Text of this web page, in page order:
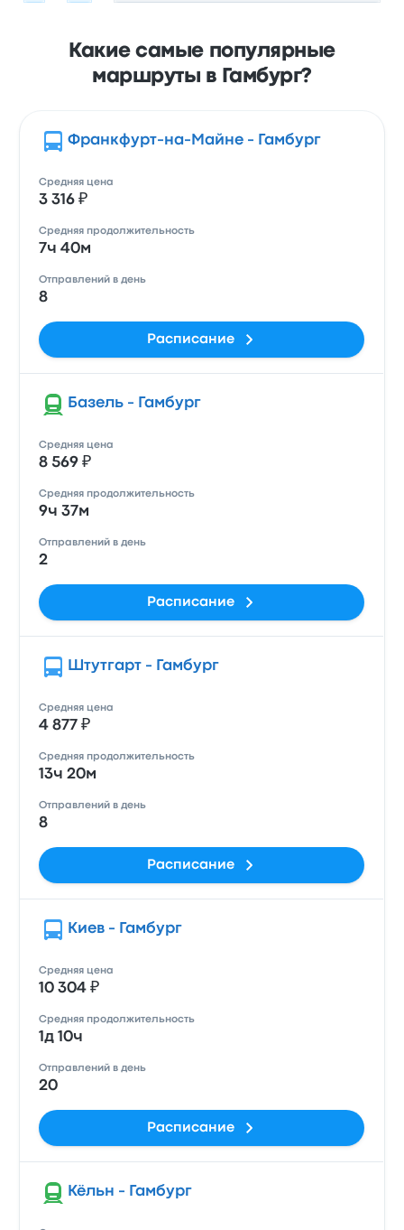
Какие самые популярные
маршруты в Гамбург?
Франкфурт-на-Майне - Гамбург
Средняя цена
3 316 ₽
Средняя продолжительность
7ч 40м
Отправлений в день
8
Расписание
Базель - Гамбург
Средняя цена
8 569 ₽
Средняя продолжительность
9ч 37м
Отправлений в день
2
Расписание
Штутгарт - Гамбург
Средняя цена
4 877 ₽
Средняя продолжительность
13ч 20м
Отправлений в день
8
Расписание
Киев - Гамбург
Средняя цена
10 304 ₽
Средняя продолжительность
1д 10ч
Отправлений в день
20
Расписание
Кёльн - Гамбург